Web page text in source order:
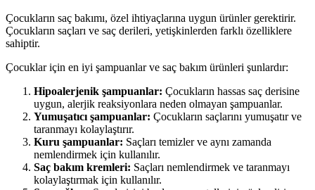
Çocukların saç bakımı, özel ihtiyaçlarına uygun ürünler gerektirir.
Çocukların saçları ve saç derileri, yetişkinlerden farklı özelliklere
sahiptir.
Çocuklar için en iyi şampuanlar ve saç bakım ürünleri şunlardır:
Hipoalerjenik şampuanlar: Çocukların hassas saç derisine
uygun, alerjik reaksiyonlara neden olmayan şampuanlar.
Yumuşatıcı şampuanlar: Çocukların saçlarını yumuşatır ve
taranmayı kolaylaştırır.
Kuru şampuanlar: Saçları temizler ve aynı zamanda
nemlendirmek için kullanılır.
Saç bakım kremleri: Saçları nemlendirmek ve taranmayı
kolaylaştırmak için kullanılır.